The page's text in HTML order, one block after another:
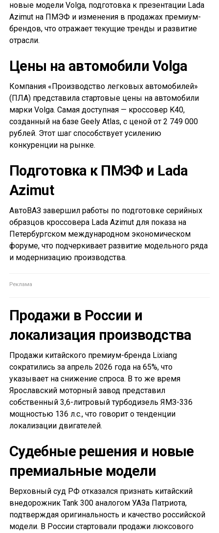
новые модели Volga, подготовка к презентации Lada
Azimut на ПМЭФ и изменения в продажах премиум-
брендов, что отражает текущие тренды и развитие
отрасли.
Цены на автомобили Volga
Компания «Производство легковых автомобилей»
(ПЛА) представила стартовые цены на автомобили
марки Volga. Самая доступная — кроссовер K40,
созданный на базе Geely Atlas, с ценой от 2 749 000
рублей. Этот шаг способствует усилению
конкуренции на рынке.
Подготовка к ПМЭФ и Lada
Azimut
АвтоВАЗ завершил работы по подготовке серийных
образцов кроссовера Lada Azimut для показа на
Петербургском международном экономическом
форуме, что подчеркивает развитие модельного ряда
и модернизацию производства.
Продажи в России и
локализация производства
Продажи китайского премиум-бренда Lixiang
сократились за апрель 2026 года на 65%, что
указывает на снижение спроса. В то же время
Ярославский моторный завод представил
собственный 3,6-литровый турбодизель ЯМЗ-336
мощностью 136 л.с., что говорит о тенденции
локализации двигателей.
Судебные решения и новые
премиальные модели
Верховный суд РФ отказался признать китайский
внедорожник Tank 300 аналогом УАЗа Патриота,
подтверждая оригинальность и качество российской
модели. В России стартовали продажи люксового